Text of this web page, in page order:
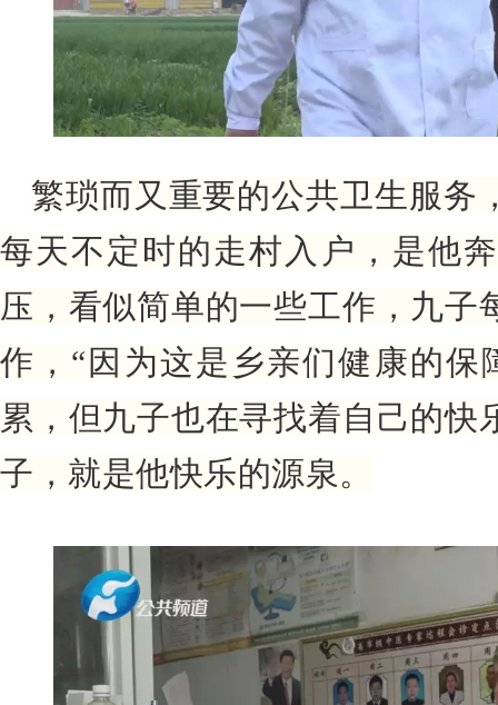
繁琐而又重要的公共卫生服务
每天不定时的走村入户，是他
压，看似简单的一些工作，九子
作，“因为这是乡亲们健康的保
累，但九子也在寻找着自己的快
子，就是他快乐的源泉。